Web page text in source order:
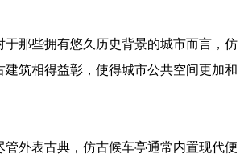
于那些拥有悠久历史背景的城市而言，仿
建筑相得益彰，使得城市公共空间更加和
管外表古典，仿古候车亭通常内置现代便